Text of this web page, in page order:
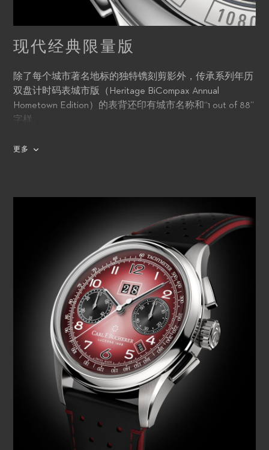
现代经典限量版
除了每个城市著名地标的独特镌刻剪影外，传承系列年历
双盘计时码表城市版（Heritage BiCompax Annual
Hometown Edition）的表背还印有城市名称和“1 out of 88”
字样。
更多